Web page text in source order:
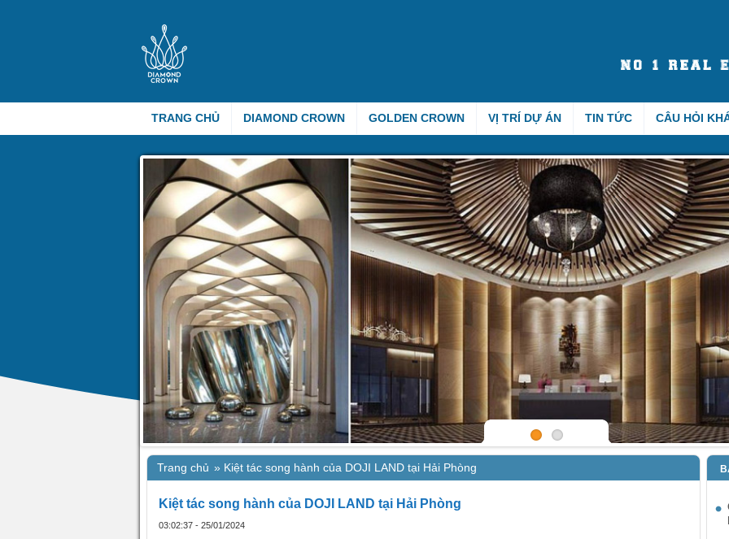
TRANG CHỦ DIAMOND CROWN GOLDEN CROWN VỊ TRÍ DỰ ÁN TIN TỨC CÂU HỎI
Trang chủ » Kiệt tác song hành của DOJI LAND tại Hải Phòng
Kiệt tác song hành của DOJI LAND tại Hải Phòng
03:02:37 - 25/01/2024